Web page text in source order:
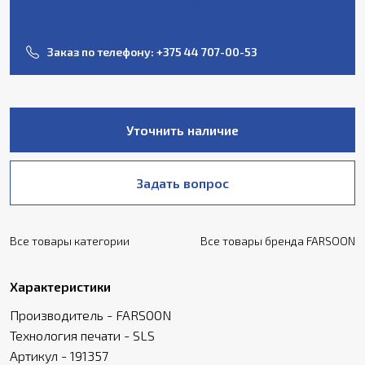
Заказ по телефону: +375 44 707-00-53
Уточнить наличие
Задать вопрос
Все товары категории Все товары бренда FARSOON
Характеристики
Производитель - FARSOON
Технология печати - SLS
Артикул - 191357